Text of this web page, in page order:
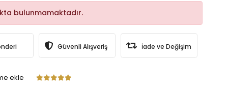
bulunmamaktadır.
Güvenli Alışveriş İade ve Değişim
ekle